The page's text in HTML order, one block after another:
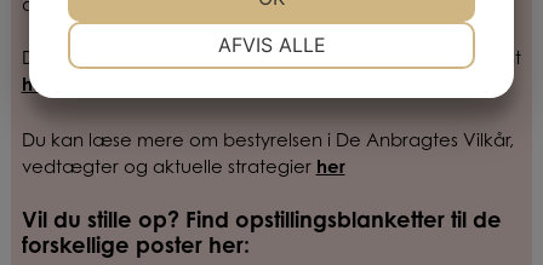
Du kan læse mere om rollen som medlemsrepræsentant
her.
Du kan læse mere om bestyrelsen i De Anbragtes Vilkår,
vedtægter og aktuelle strategier her
Vil du stille op? Find opstillingsblanketter til de
forskellige poster her:
AFVIS ALLE